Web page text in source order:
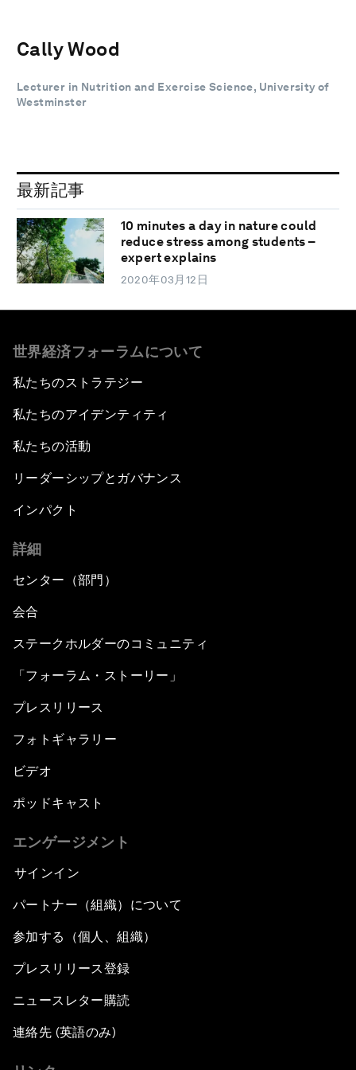
Cally Wood
Lecturer in Nutrition and Exercise Science, University of
Westminster
最新記事
10 minutes a day in nature could
reduce stress among students –
expert explains
2020年03月12日
世界経済フォーラムについて
私たちのストラテジー
私たちのアイデンティティ
私たちの活動
リーダーシップとガバナンス
インパクト
詳細
センター（部門）
会合
ステークホルダーのコミュニティ
「フォーラム・ストーリー」
プレスリリース
フォトギャラリー
ビデオ
ポッドキャスト
エンゲージメント
サインイン
パートナー（組織）について
参加する（個人、組織）
プレスリリース登録
ニュースレター購読
連絡先 (英語のみ)